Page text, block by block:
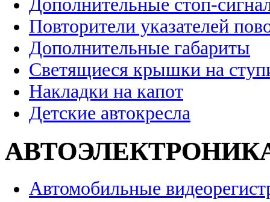
Дополнительные стоп-
Повторители указателей
Дополнительные габариты
Светящиеся крышки на
Накладки на капот
Детские автокресла
Автомобильные